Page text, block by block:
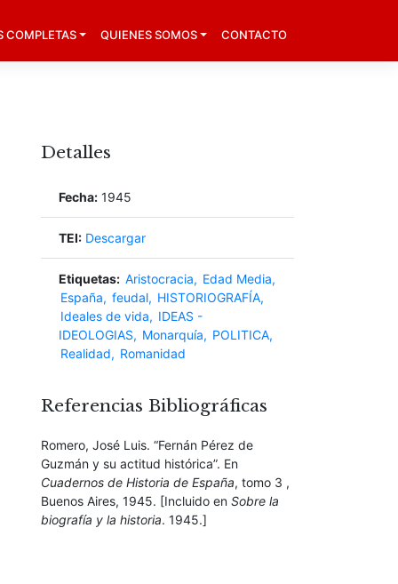
COMPLETAS QUIENES SOMOS CONTACTO
Detalles
Fecha: 1945
TEI: Descargar
Etiquetas: Aristocracia
Edad Media
España
feudal
HISTORIOGRAFÍA
Ideales de vida
IDEAS -
IDEOLOGIAS
Monarquía
POLITICA
Realidad
Romanidad
Referencias Bibliográficas
Romero, José Luis. “Fernán Pérez de
Guzmán y su actitud histórica”. En
Cuadernos de Historia de España, tomo 3 ,
Buenos Aires, 1945. [Incluido en Sobre la
biografía y la historia. 1945.]